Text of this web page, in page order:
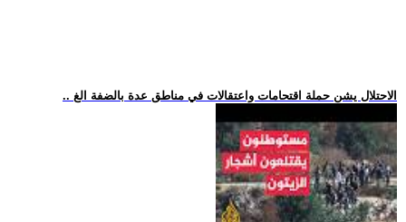
.. الاحتلال يشن حملة اقتحامات واعتقالات في مناطق عدة بالضفة الغ